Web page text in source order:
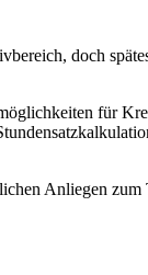
doch
für
Anliegen